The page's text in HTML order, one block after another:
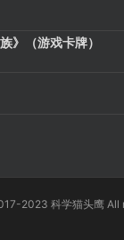
》（游戏卡牌）
2023 科学猫头鹰 All